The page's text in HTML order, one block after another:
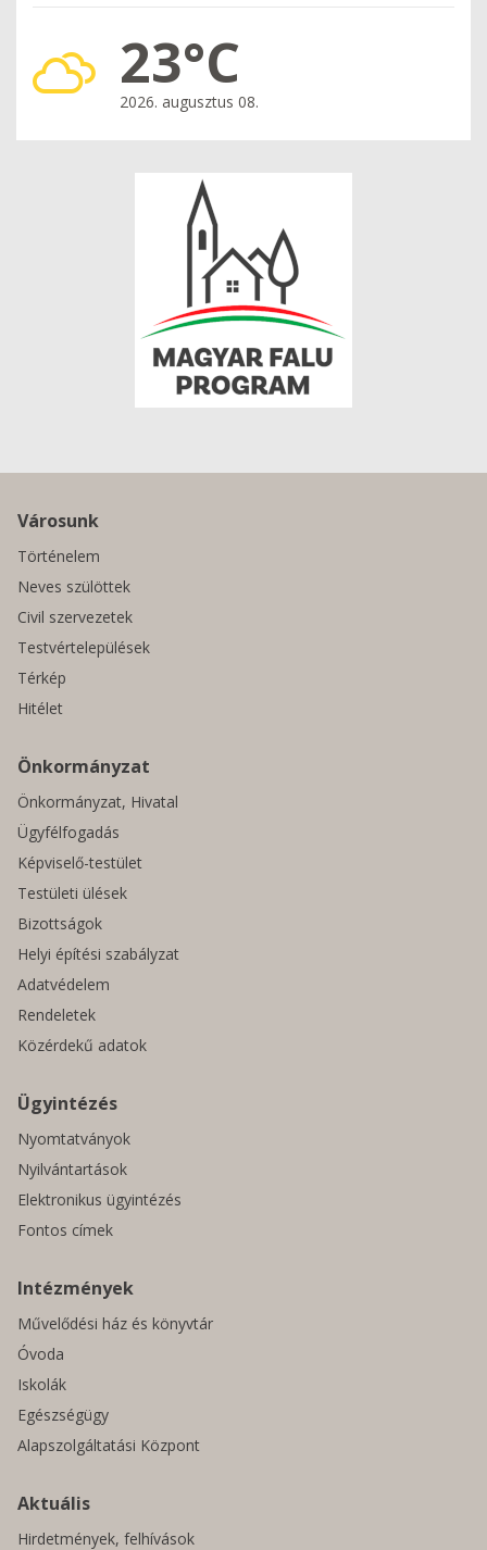
23°C
2026. augusztus 08.
Városunk
Történelem
Neves szülöttek
Civil szervezetek
Testvértelepülések
Térkép
Hitélet
Önkormányzat
Önkormányzat, Hivatal
Ügyfélfogadás
Képviselő-testület
Testületi ülések
Bizottságok
Helyi építési szabályzat
Adatvédelem
Rendeletek
Közérdekű adatok
Ügyintézés
Nyomtatványok
Nyilvántartások
Elektronikus ügyintézés
Fontos címek
Intézmények
Művelődési ház és könyvtár
Óvoda
Iskolák
Egészségügy
Alapszolgáltatási Központ
Aktuális
Hirdetmények, felhívások